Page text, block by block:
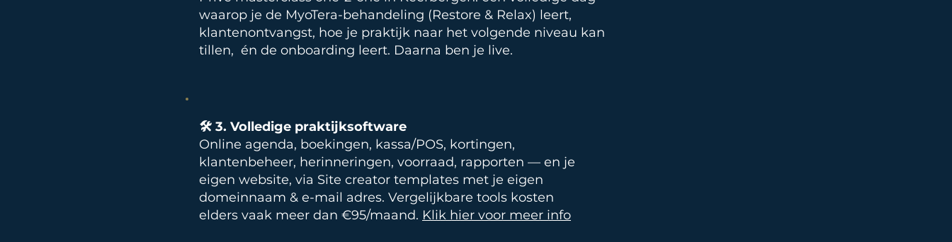
waarop je de MyoTera-behandeling (Restore & Relax) leert,
klantenontvangst, hoe je praktijk naar het volgende niveau kan
tillen, én de onboarding leert. Daarna ben je live.
🛠️ 3. Volledige praktijksoftware
Online agenda, boekingen, kassa/POS, kortingen,
klantenbeheer, herinneringen, voorraad, rapporten — en je
eigen website, via Site creator templates met je eigen
domeinnaam & e-mail adres. Vergelijkbare tools kosten
elders vaak meer dan €95/maand. Klik hier voor meer info